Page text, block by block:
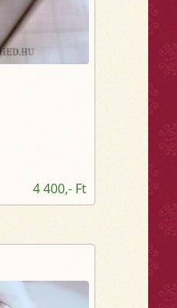
4 400,- Ft